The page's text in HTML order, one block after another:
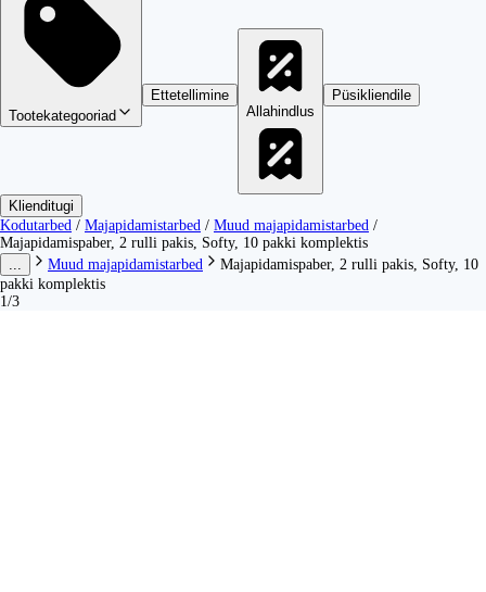
Tootekategooriad
Ettetellimine
Allahindlus
Püsikliendile
Klienditugi
Kodutarbed / Majapidamistarbed / Muud majapidamistarbed /
Majapidamispaber, 2 rulli pakis, Softy, 10 pakki komplektis
Muud majapidamistarbed
Majapidamispaber, 2 rulli pakis, Softy, 10
pakki komplektis
1/3